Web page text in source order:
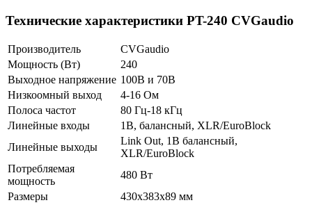
Технические характеристики PT-240 CVGaudio
Производитель
CVGaudio
Мощность (Вт)
240
Выходное напряжение 100В и 70В
Низкоомный выход
4-16 Ом
Полоса частот
80 Гц-18 кГц
Линейные входы
1В, балансный, XLR/EuroBlock
Линейные выходы
Link Out, 1В балансный,
XLR/EuroBlock
Потребляемая
мощность
480 Вт
Размеры
430х383х89 мм